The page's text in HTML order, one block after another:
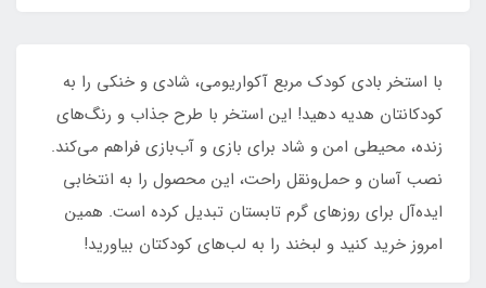
با استخر بادی کودک مربع آکواریومی، شادی و خنکی را به
کودکانتان هدیه دهید! این استخر با طرح جذاب و رنگ‌های
زنده، محیطی امن و شاد برای بازی و آب‌بازی فراهم می‌کند.
نصب آسان و حمل‌ونقل راحت، این محصول را به انتخابی
ایده‌آل برای روزهای گرم تابستان تبدیل کرده است. همین
امروز خرید کنید و لبخند را به لب‌های کودکتان بیاورید!